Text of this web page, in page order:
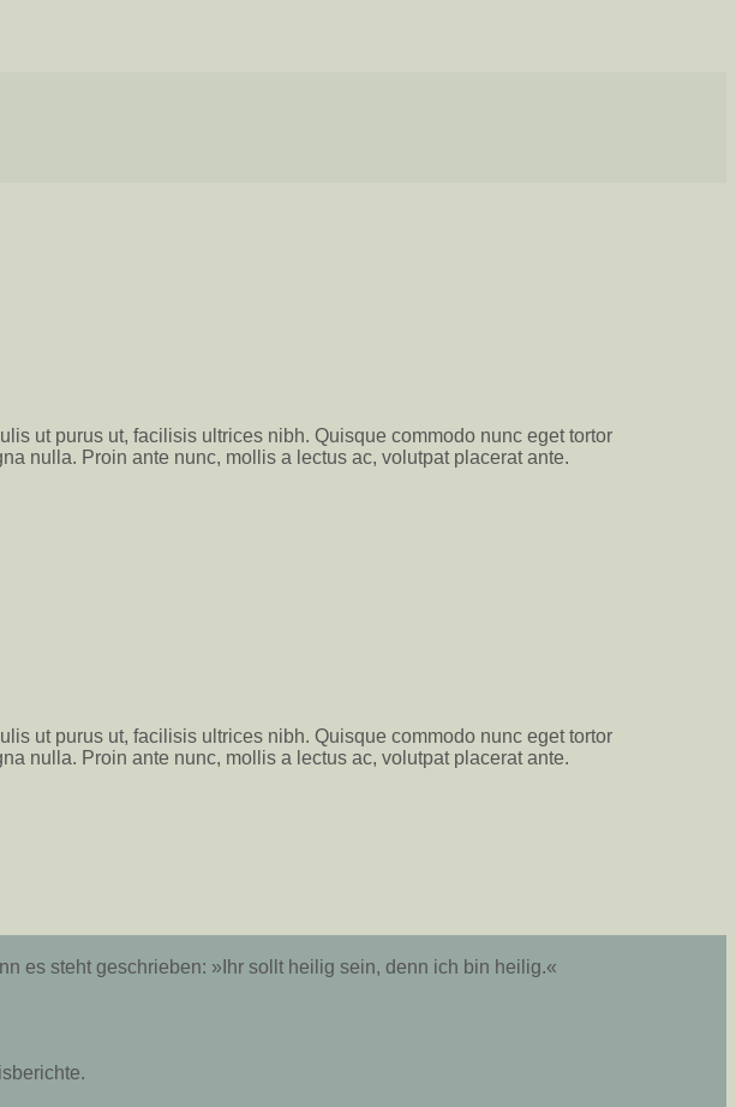
ut purus ut, facilisis ultrices nibh. Quisque commodo nunc eget tortor
nulla. Proin ante nunc, mollis a lectus ac, volutpat placerat ante.
ut purus ut, facilisis ultrices nibh. Quisque commodo nunc eget tortor
nulla. Proin ante nunc, mollis a lectus ac, volutpat placerat ante.
es steht geschrieben: »Ihr sollt heilig sein, denn ich bin heilig.«